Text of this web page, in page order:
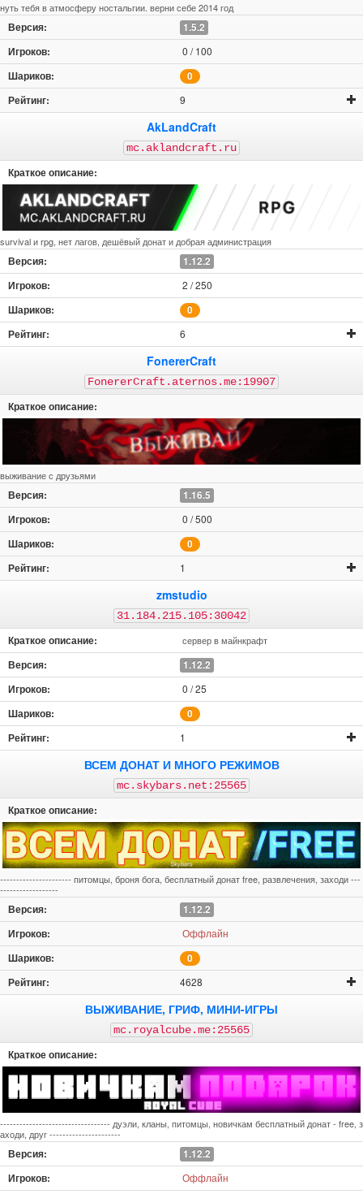
нуть тебя в атмосферу ностальгии. верни себе 2014 год
1.5.2
0 / 100
0
9
AkLandCraft
mc.aklandcraft.ru
survival и rpg, нет лагов, дешёвый донат и добрая администрация
1.12.2
2 / 250
0
6
FonererCraft
FonererCraft.aternos.me:19907
выживание с друзьями
1.16.5
0 / 500
0
1
zmstudio
31.184.215.105:30042
сервер в майнкрафт
1.12.2
0 / 25
0
1
ВСЕМ ДОНАТ И МНОГО РЕЖИМОВ
mc.skybars.net:25565
---------------------- питомцы, броня бога, бесплатный донат free, развлечения, заходи ---
------------------
1.12.2
Оффлайн
0
4628
ВЫЖИВАНИЕ, ГРИФ, МИНИ-ИГРЫ
mc.royalcube.me:25565
---------------------------------- дуэли, кланы, питомцы, новичкам бесплатный донат - free, з
аходи, друг ----------------------
1.12.2
Оффлайн